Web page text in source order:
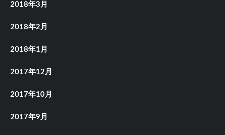
2018年3月
2018年2月
2018年1月
2017年12月
2017年10月
2017年9月